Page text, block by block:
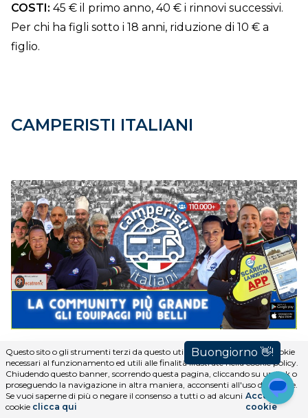
COSTI: 45 € il primo anno, 40 € i rinnovi successivi.
Per chi ha figli sotto i 18 anni, riduzione di 10 € a
figlio.
CAMPERISTI ITALIANI
Camperisti Italiani è la più grande community online
di persone che condividono la passione per l'abitare
Questo sito o gli strumenti terzi da questo utilizzati si avvalgono di cookie
necessari al funzionamento ed utili alle finalità illustrate nella cookie policy.
Chiudendo questo banner, scorrendo questa pagina, cliccando su un link o
proseguendo la navigazione in altra maniera, acconsenti all'uso dei cookie.
Se vuoi saperne di più o negare il consenso a tutti o ad alcuni
cookie clicca qui
Accetta i
cookie